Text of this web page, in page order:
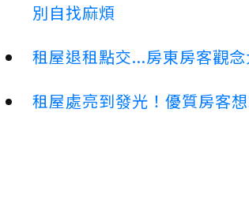
別自找麻煩
租屋退租點交...房東房客觀
租屋處亮到發光！優質房客